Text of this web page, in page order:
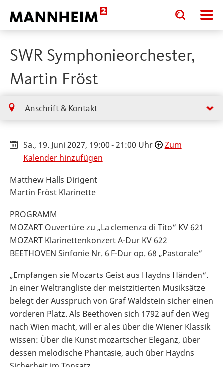
Toggle
search
input
Toggle
search
input
SWR Symphonieorchester,
Martin Fröst
Anschrift & Kontakt
Sa., 19. Juni 2027, 19:00 - 21:00 Uhr
Zum
Kalender hinzufügen
Matthew Halls Dirigent
Martin Fröst Klarinette
PROGRAMM
MOZART Ouvertüre zu „La clemenza di Tito“ KV 621
MOZART Klarinettenkonzert A-Dur KV 622
BEETHOVEN Sinfonie Nr. 6 F-Dur op. 68 „Pastorale“
„Empfangen sie Mozarts Geist aus Haydns Händen“.
In einer Weltrangliste der meistzitierten Musiksätze
belegt der Ausspruch von Graf Waldstein sicher einen
vorderen Platz. Als Beethoven sich 1792 auf den Weg
nach Wien macht, will er alles über die Wiener Klassik
wissen: Über die Kunst mozartscher Eleganz, über
dessen melodische Phantasie, auch über Haydns